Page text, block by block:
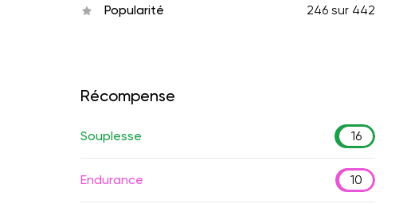
Popularité 246 sur 442
Récompense
Souplesse 16
Endurance 10